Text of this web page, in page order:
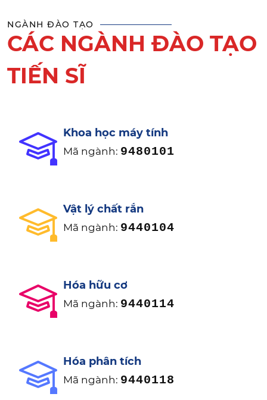
NGÀNH ĐÀO TẠO
CÁC NGÀNH ĐÀO TẠO
TIẾN SĨ
Khoa học máy tính
Mã ngành: 9480101
Vật lý chất rắn
Mã ngành: 9440104
Hóa hữu cơ
Mã ngành: 9440114
Hóa phân tích
Mã ngành: 9440118